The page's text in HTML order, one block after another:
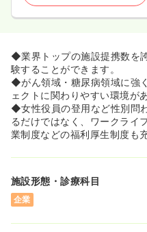
◆業界トップの施設提携数を
験することができます。
◆がん領域・糖尿病領域に強
ェクトに関わりやすい環境が
◆女性役員の登用など性別問
るだけではなく、ワークライ
業制度などの福利厚生制度も
施設形態・診療科目
企業